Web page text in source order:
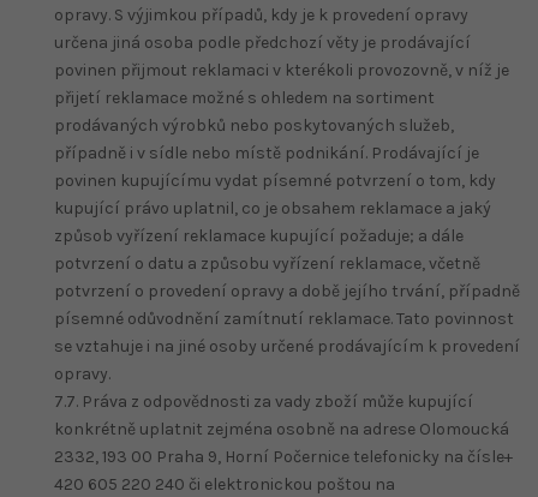
opravy. S výjimkou případů, kdy je k provedení opravy
určena jiná osoba podle předchozí věty je prodávající
povinen přijmout reklamaci v kterékoli provozovně, v níž je
přijetí reklamace možné s ohledem na sortiment
prodávaných výrobků nebo poskytovaných služeb,
případně i v sídle nebo místě podnikání. Prodávající je
povinen kupujícímu vydat písemné potvrzení o tom, kdy
kupující právo uplatnil, co je obsahem reklamace a jaký
způsob vyřízení reklamace kupující požaduje; a dále
potvrzení o datu a způsobu vyřízení reklamace, včetně
potvrzení o provedení opravy a době jejího trvání, případně
písemné odůvodnění zamítnutí reklamace. Tato povinnost
se vztahuje i na jiné osoby určené prodávajícím k provedení
opravy.
7.7. Práva z odpovědnosti za vady zboží může kupující
konkrétně uplatnit zejména osobně na adrese Olomoucká
2332, 193 00 Praha 9, Horní Počernice telefonicky na čísle+
420 605 220 240 či elektronickou poštou na